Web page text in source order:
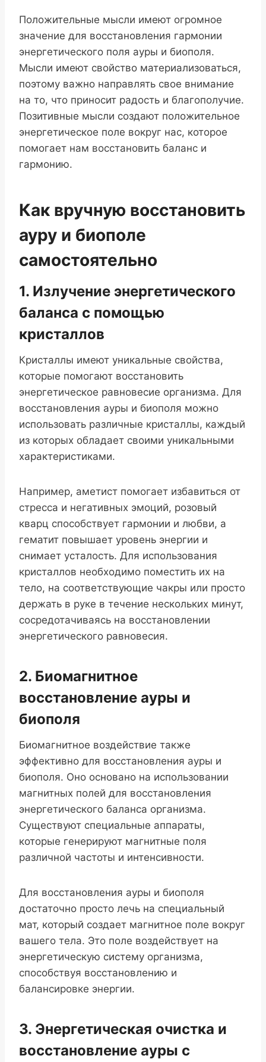
Положительные мысли имеют огромное
значение для восстановления гармонии
энергетического поля ауры и биополя.
Мысли имеют свойство материализоваться,
поэтому важно направлять свое внимание
на то, что приносит радость и благополучие.
Позитивные мысли создают положительное
энергетическое поле вокруг нас, которое
помогает нам восстановить баланс и
гармонию.
Как вручную восстановить
ауру и биополе
самостоятельно
1. Излучение энергетического
баланса с помощью
кристаллов
Кристаллы имеют уникальные свойства,
которые помогают восстановить
энергетическое равновесие организма. Для
восстановления ауры и биополя можно
использовать различные кристаллы, каждый
из которых обладает своими уникальными
характеристиками.
Например, аметист помогает избавиться от
стресса и негативных эмоций, розовый
кварц способствует гармонии и любви, а
гематит повышает уровень энергии и
снимает усталость. Для использования
кристаллов необходимо поместить их на
тело, на соответствующие чакры или просто
держать в руке в течение нескольких минут,
сосредотачиваясь на восстановлении
энергетического равновесия.
2. Биомагнитное
восстановление ауры и
биополя
Биомагнитное воздействие также
эффективно для восстановления ауры и
биополя. Оно основано на использовании
магнитных полей для восстановления
энергетического баланса организма.
Существуют специальные аппараты,
которые генерируют магнитные поля
различной частоты и интенсивности.
Для восстановления ауры и биополя
достаточно просто лечь на специальный
мат, который создает магнитное поле вокруг
вашего тела. Это поле воздействует на
энергетическую систему организма,
способствуя восстановлению и
балансировке энергии.
3. Энергетическая очистка и
восстановление ауры с